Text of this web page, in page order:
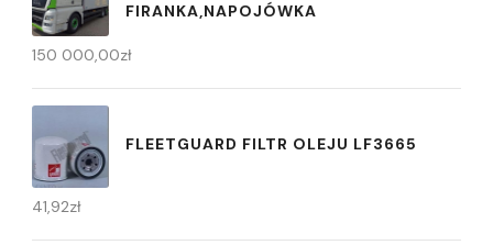
FIRANKA,NAPOJÓWKA
150 000,00zł
FLEETGUARD FILTR OLEJU LF3665
41,92zł